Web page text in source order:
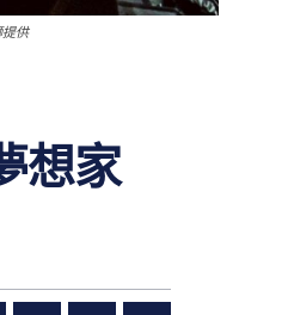
供
想家